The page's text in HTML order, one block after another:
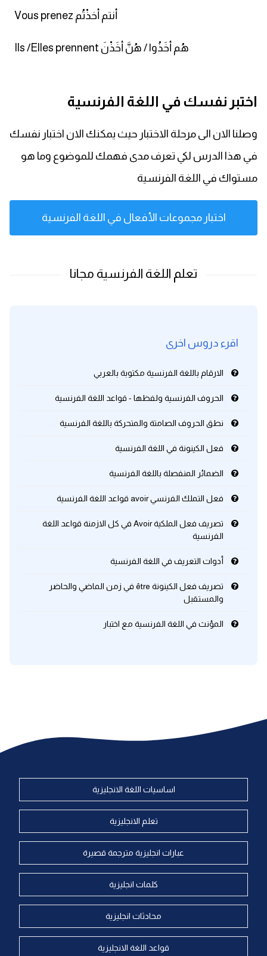
Vous prenez أنتم أخذْتُم
Ils /Elles prennent هُم أخَذُوا / هُنَّ أخَذْنَ
اختبر نفسك في اللغة الفرنسية
وصلنا الان الى مرحلة الاختبار حيث يمكنك الان اختبار نفسك
في هذا الدرس لكي تعرف مدى فهمك للموضوع وما هو
مستواك في اللغة الفرنسية
اختبار مجموعات الأفعال في اللغة الفرنسية
اقرء دروس اخرى
الارقام باللغة الفرنسية مكتوبة بالعربي
الحروف الفرنسية ولفظها - قواعد اللغة الفرنسية
نطق الحروف الصامتة والمتحركة باللغة الفرنسية
فعل الكينونة في اللغة الفرنسية
الضمائر المنفصلة باللغة الفرنسية
فعل التملك الفرنسي avoir قواعد اللغة الفرنسية
تصريف فعل الملكية Avoir في كل الازمنة قواعد اللغة
الفرنسية
أدوات التعريف في اللغة الفرنسية
تصريف فعل الكينونة être في زمن الماضي والحاضر
والمستقبل
المؤنث في اللغة الفرنسية مع اختبار
اساسيات اللغة الانجليزية
تعلم الانجليزية
عبارات انجليزية مترجمة قصيرة
كلمات انجليزية
محادثات انجليزية
قواعد اللغة الانجليزية